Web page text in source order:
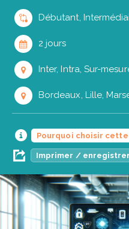
Débutant,
2 jours
Inter, Intra, Sur-
Bordeaux, Lille,
Pourquoi choisir
Imprimer /